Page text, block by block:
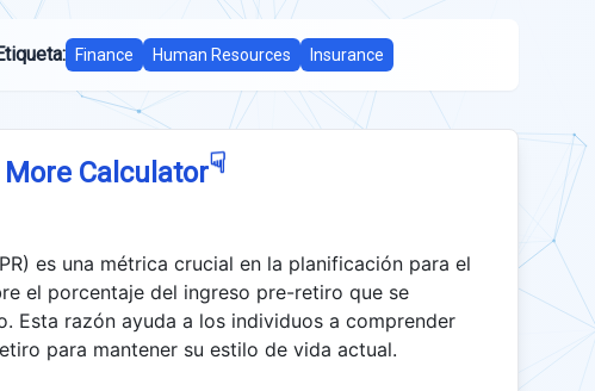
Finance Human Resources Insurance
More Calculator☟
es una métrica crucial en la planificación para el
el porcentaje del ingreso pre-retiro que se
Esta razón ayuda a los individuos a comprender
para mantener su estilo de vida actual.